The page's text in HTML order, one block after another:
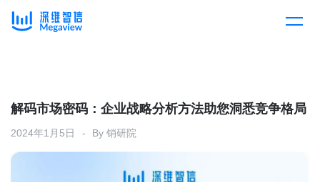
产品总览
产品集成
解决方案
按行业
客户案例
解码市场密码：企业战略分析方法助您洞悉竞争格局
2024年1月5日 By 销研院